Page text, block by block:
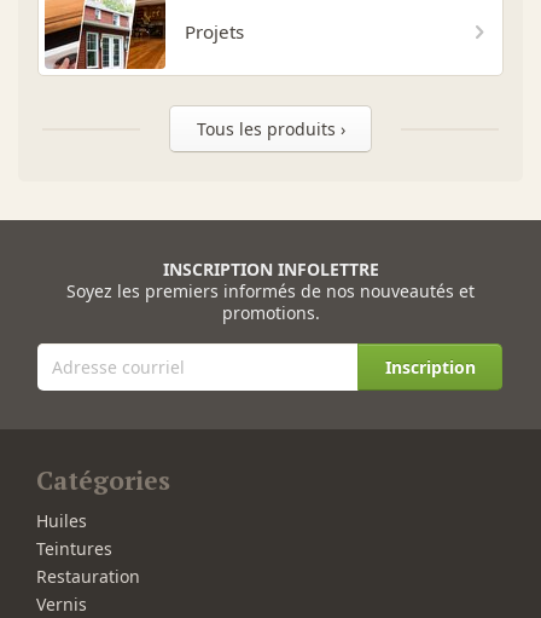
Projets
Tous les produits ›
INSCRIPTION INFOLETTRE
Soyez les premiers informés de nos nouveautés et
promotions.
Inscription
Catégories
Huiles
Teintures
Restauration
Vernis